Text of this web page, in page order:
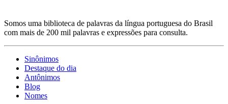
Somos uma biblioteca de palavras da língua portuguesa do Brasil
com mais de 200 mil palavras e expressões para consulta.
Sinônimos
Destaque do dia
Antônimos
Blog
Nomes